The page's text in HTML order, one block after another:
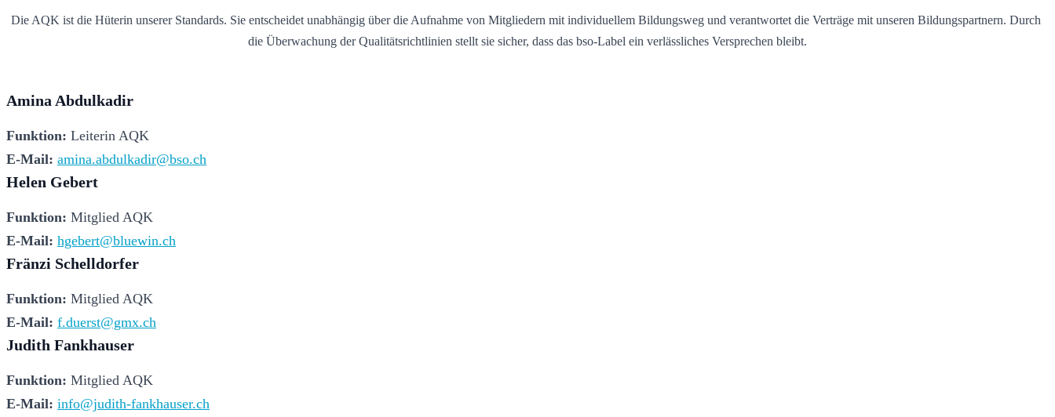
Die AQK ist die Hüterin unserer Standards. Sie entscheidet unabhängig über die Aufnahme von Mitgliedern mit individuellem Bildungsweg und verantwortet die Verträge mit unseren Bildungspartnern. Durch
die Überwachung der Qualitätsrichtlinien stellt sie sicher, dass das bso-Label ein verlässliches Versprechen bleibt.
Amina Abdulkadir
Funktion: Leiterin AQK
E-Mail: amina.abdulkadir@bso.ch
Helen Gebert
Funktion: Mitglied AQK
E-Mail: hgebert@bluewin.ch
Fränzi Schelldorfer
Funktion: Mitglied AQK
E-Mail: f.duerst@gmx.ch
Judith Fankhauser
Funktion: Mitglied AQK
E-Mail: info@judith-fankhauser.ch